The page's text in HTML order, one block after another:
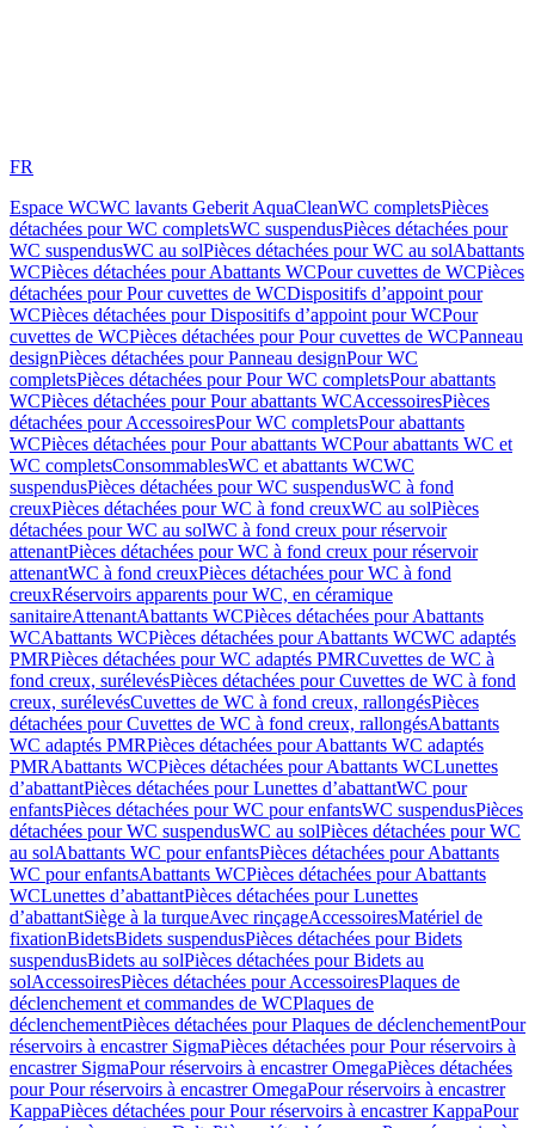
FR
Espace WCWC lavants Geberit AquaCleanWC completsPièces
détachées pour WC completsWC suspendusPièces détachées pour
WC suspendusWC au solPièces détachées pour WC au solAbattants
WCPièces détachées pour Abattants WCPour cuvettes de WCPièces
détachées pour Pour cuvettes de WCDispositifs d’appoint pour
WCPièces détachées pour Dispositifs d’appoint pour WCPour
cuvettes de WCPièces détachées pour Pour cuvettes de WCPanneau
designPièces détachées pour Panneau designPour WC
completsPièces détachées pour Pour WC completsPour abattants
WCPièces détachées pour Pour abattants WCAccessoiresPièces
détachées pour AccessoiresPour WC completsPour abattants
WCPièces détachées pour Pour abattants WCPour abattants WC et
WC completsConsommablesWC et abattants WCWC
suspendusPièces détachées pour WC suspendusWC à fond
creuxPièces détachées pour WC à fond creuxWC au solPièces
détachées pour WC au solWC à fond creux pour réservoir
attenantPièces détachées pour WC à fond creux pour réservoir
attenantWC à fond creuxPièces détachées pour WC à fond
creuxRéservoirs apparents pour WC, en céramique
sanitaireAttenantAbattants WCPièces détachées pour Abattants
WCAbattants WCPièces détachées pour Abattants WCWC adaptés
PMRPièces détachées pour WC adaptés PMRCuvettes de WC à
fond creux, surélevésPièces détachées pour Cuvettes de WC à fond
creux, surélevésCuvettes de WC à fond creux, rallongésPièces
détachées pour Cuvettes de WC à fond creux, rallongésAbattants
WC adaptés PMRPièces détachées pour Abattants WC adaptés
PMRAbattants WCPièces détachées pour Abattants WCLunettes
d’abattantPièces détachées pour Lunettes d’abattantWC pour
enfantsPièces détachées pour WC pour enfantsWC suspendusPièces
détachées pour WC suspendusWC au solPièces détachées pour WC
au solAbattants WC pour enfantsPièces détachées pour Abattants
WC pour enfantsAbattants WCPièces détachées pour Abattants
WCLunettes d’abattantPièces détachées pour Lunettes
d’abattantSiège à la turqueAvec rinçageAccessoiresMatériel de
fixationBidetsBidets suspendusPièces détachées pour Bidets
suspendusBidets au solPièces détachées pour Bidets au
solAccessoiresPièces détachées pour AccessoiresPlaques de
déclenchement et commandes de WCPlaques de
déclenchementPièces détachées pour Plaques de déclenchementPour
réservoirs à encastrer SigmaPièces détachées pour Pour réservoirs à
encastrer SigmaPour réservoirs à encastrer OmegaPièces détachées
pour Pour réservoirs à encastrer OmegaPour réservoirs à encastrer
KappaPièces détachées pour Pour réservoirs à encastrer KappaPour